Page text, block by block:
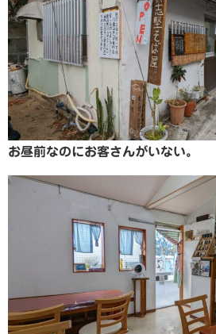
お昼前なのにお客さんがいない。